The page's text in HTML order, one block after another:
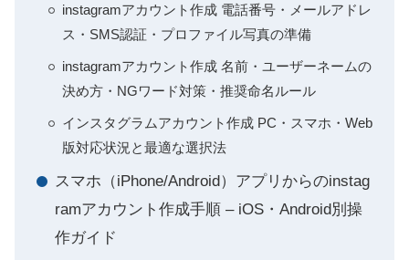
instagramアカウント作成 電話番号・メールアドレ
ス・SMS認証・プロファイル写真の準備
instagramアカウント作成 名前・ユーザーネームの
決め方・NGワード対策・推奨命名ルール
インスタグラムアカウント作成 PC・スマホ・Web
版対応状況と最適な選択法
スマホ（iPhone/Android）アプリからのinstag
ramアカウント作成手順 – iOS・Android別操
作ガイド